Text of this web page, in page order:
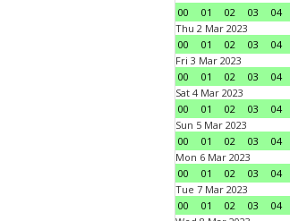
00
01 02 03 04
Thu 2 Mar 2023
00
01 02 03 04
Fri 3 Mar 2023
00
01 02 03 04
Sat 4 Mar 2023
00
01 02 03 04
Sun 5 Mar 2023
00
01 02 03 04
Mon 6 Mar 2023
00
01 02 03 04
Tue 7 Mar 2023
00
01 02 03 04